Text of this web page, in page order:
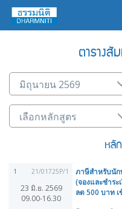
ตารางสั
หลั
1 21/01725P/1
23 มิ.ย. 2569
09.00-16.30
ภาษีสำหรับนัก
(จองและชำระ
ลด 500 บาท